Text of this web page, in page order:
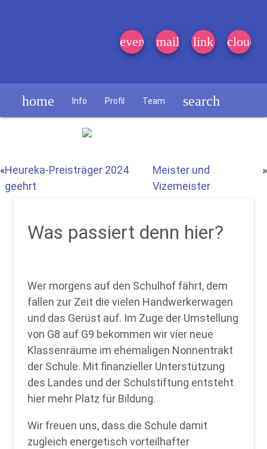
event_note
mail link cloud
home Info Profil Team search
«Heureka-Preisträger 2024
geehrt
Meister und
Vizemeister
»
Was passiert denn hier?
Wer morgens auf den Schulhof fährt, dem
fallen zur Zeit die vielen Handwerkerwagen
und das Gerüst auf. Im Zuge der Umstellung
von G8 auf G9 bekommen wir vier neue
Klassenräume im ehemaligen Nonnentrakt
der Schule. Mit finanzieller Unterstützung
des Landes und der Schulstiftung entsteht
hier mehr Platz für Bildung.
Wir freuen uns, dass die Schule damit
zugleich energetisch vorteilhafter